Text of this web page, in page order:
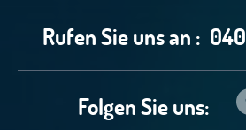
Rufen Sie uns an :
Folgen Sie uns: